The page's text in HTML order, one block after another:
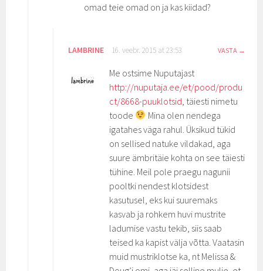
omad teie omad on ja kas kiidad?
LAMBRINE 16. veebr. 2015 at 23:53 VASTA
Me ostsime Nuputajast
http://nuputaja.ee/et/pood/produ
ct/8668-puuklotsid , täiesti nimetu
toode
Mina olen nendega
igatahes väga rahul. Üksikud tükid
on sellised natuke vildakad, aga
suure ämbritäie kohta on see täiesti
tühine. Meil pole praegu nagunii
pooltki nendest klotsidest
kasutusel, eks kui suuremaks
kasvab ja rohkem huvi mustrite
ladumise vastu tekib, siis saab
teised ka kapist välja võtta. Vaatasin
muid mustriklotse ka, nt Melissa &